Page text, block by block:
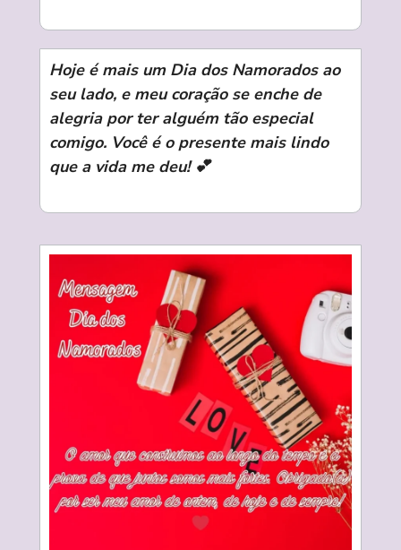
Hoje é mais um Dia dos Namorados ao
seu lado, e meu coração se enche de
alegria por ter alguém tão especial
comigo. Você é o presente mais lindo
que a vida me deu! 💕